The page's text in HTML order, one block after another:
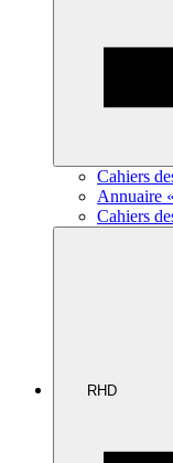
Cahiers
Annuaire
Cahiers
RHD